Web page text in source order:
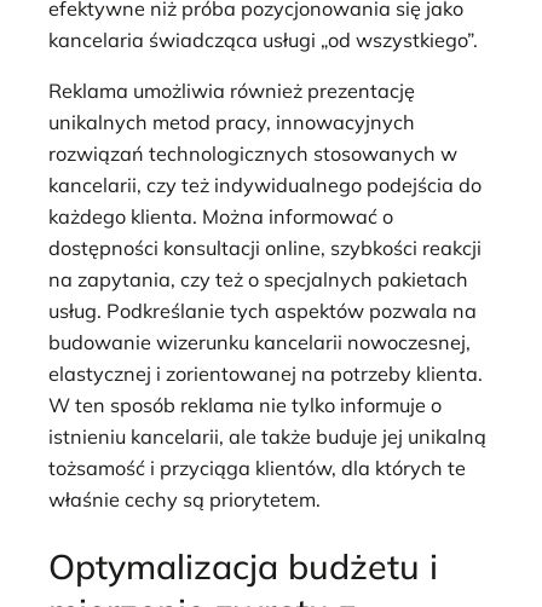
efektywne niż próba pozycjonowania się jako
kancelaria świadcząca usługi „od wszystkiego”.
Reklama umożliwia również prezentację
unikalnych metod pracy, innowacyjnych
rozwiązań technologicznych stosowanych w
kancelarii, czy też indywidualnego podejścia do
każdego klienta. Można informować o
dostępności konsultacji online, szybkości reakcji
na zapytania, czy też o specjalnych pakietach
usług. Podkreślanie tych aspektów pozwala na
budowanie wizerunku kancelarii nowoczesnej,
elastycznej i zorientowanej na potrzeby klienta.
W ten sposób reklama nie tylko informuje o
istnieniu kancelarii, ale także buduje jej unikalną
tożsamość i przyciąga klientów, dla których te
właśnie cechy są priorytetem.
Optymalizacja budżetu i